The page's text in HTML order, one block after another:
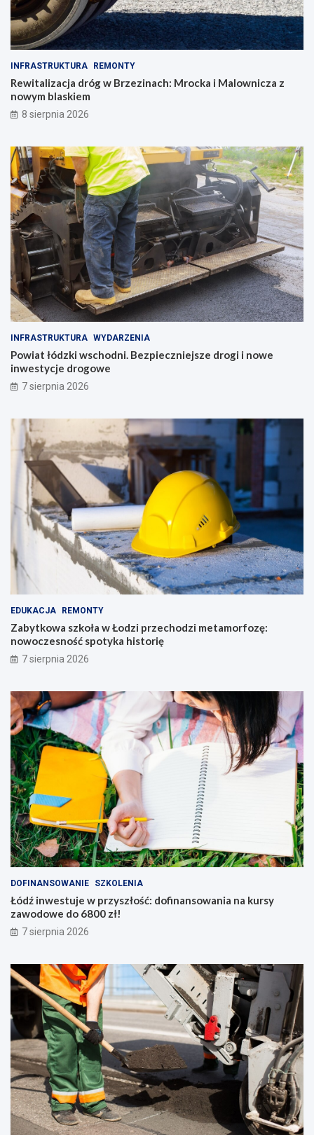
INFRASTRUKTURA REMONTY
Rewitalizacja dróg w Brzezinach: Mrocka i Malownicza z
nowym blaskiem
8 sierpnia 2026
INFRASTRUKTURA WYDARZENIA
Powiat łódzki wschodni. Bezpieczniejsze drogi i nowe
inwestycje drogowe
7 sierpnia 2026
EDUKACJA REMONTY
Zabytkowa szkoła w Łodzi przechodzi metamorfozę:
nowoczesność spotyka historię
7 sierpnia 2026
DOFINANSOWANIE SZKOLENIA
Łódź inwestuje w przyszłość: dofinansowania na kursy
zawodowe do 6800 zł!
7 sierpnia 2026